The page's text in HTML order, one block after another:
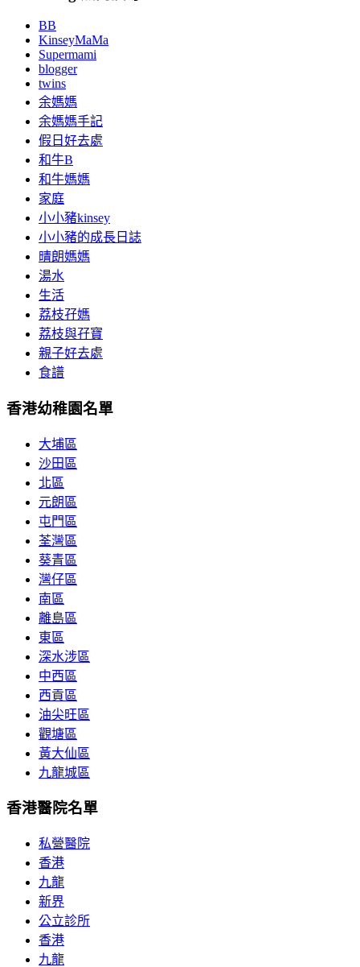
BB
KinseyMaMa
Supermami
blogger
twins
余媽媽
余媽媽手記
假日好去處
和牛B
和牛媽媽
家庭
小小豬kinsey
小小豬的成長日誌
晴朗媽媽
湯水
生活
荔枝孖媽
荔枝與孖寶
親子好去處
食譜
香港幼稚園名單
大埔區
沙田區
北區
元朗區
屯門區
荃灣區
葵青區
灣仔區
南區
離島區
東區
深水涉區
中西區
西貢區
油尖旺區
觀塘區
黃大仙區
九龍城區
香港醫院名單
私營醫院
香港
九龍
新界
公立診所
香港
九龍